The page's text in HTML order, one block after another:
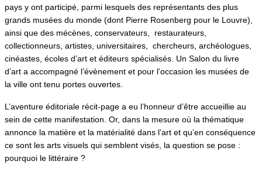
pays y ont participé, parmi lesquels des représentants des plus
grands musées du monde (dont Pierre Rosenberg pour le Louvre),
ainsi que des mécènes, conservateurs, restaurateurs,
collectionneurs, artistes, universitaires, chercheurs, archéologues,
cinéastes, écoles d’art et éditeurs spécialisés. Un Salon du livre
d’art a accompagné l’évènement et pour l’occasion les musées de
la ville ont tenu portes ouvertes.
L’aventure éditoriale récit-page a eu l’honneur d’être accueillie au
sein de cette manifestation. Or, dans la mesure où la thématique
annonce la matière et la matérialité dans l’art et qu’en conséquence
ce sont les arts visuels qui semblent visés, la question se pose :
pourquoi le littéraire ?